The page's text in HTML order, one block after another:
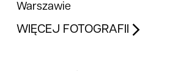
Warszawie
WIĘCEJ FOTOGRAFII